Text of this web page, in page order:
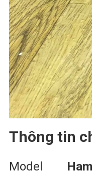
Thông tin
Model